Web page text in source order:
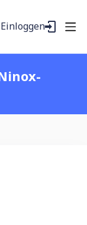
Einloggen